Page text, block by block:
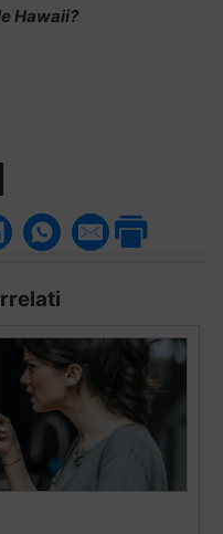
Hawaii?